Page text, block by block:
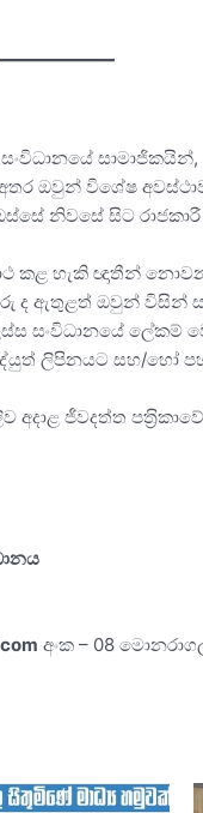
ඔවුන් විශේෂ
නිවසේ සිට
කළ හැකි ඥාතීන්
ද ඇතුළත් ඔවුන් විසින්
සංවිධානයේ ලේකම්
ලිපිනයට සහ/හෝ
අදාළ ජීවදත්ත
අංක – 08